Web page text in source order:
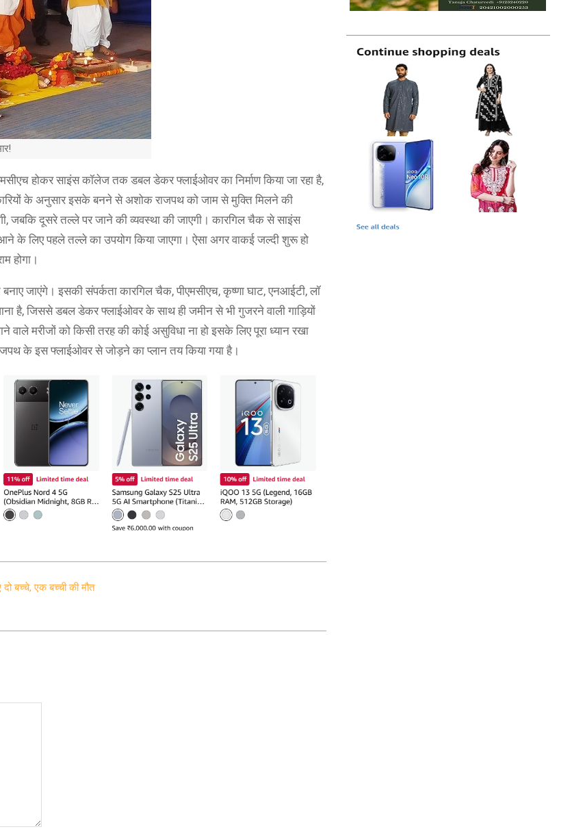
होकर साइंस कॉलेज तक डबल डेकर फ्लाईओवर का निर्माण किया जा रहा है,
के अनुसार इसके बनने से अशोक राजपथ को जाम से मुक्ति मिलने की
जबकि दूसरे तल्ले पर जाने की व्यवस्था की जाएगी। कारगिल चैक से साइंस
पहले तल्ले का उपयोग किया जाएगा। ऐसा अगर वाकई जल्दी शुरू हो
होगा।
जाएंगे। इसकी संपर्कता कारगिल चैक, पीएमसीएच, कृष्णा घाट, एनआईटी, लॉ
है, जिससे डबल डेकर फ्लाईओवर के साथ ही जमीन से भी गुजरने वाली गाड़ियों
मरीजों को किसी तरह की कोई असुविधा ना हो इसके लिए पूरा ध्यान रखा
के इस फ्लाईओवर से जोड़ने का प्लान तय किया गया है।
बच्चे, एक बच्ची की मौत